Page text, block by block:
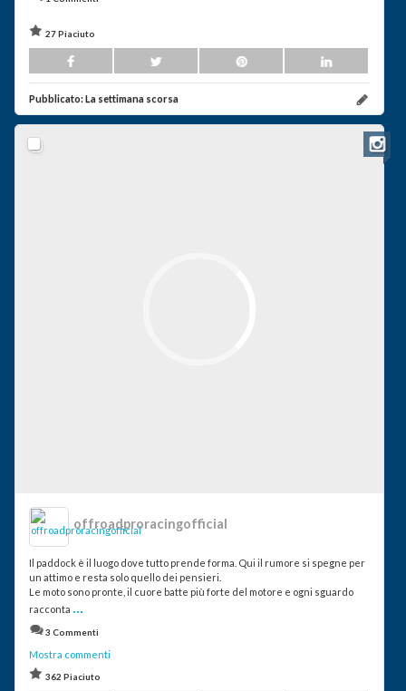
27 Piaciuto
Pubblicato:La settimana scorsa
offroadproracingofficial
Il paddock è il luogo dove tutto prende forma. Qui il rumore si spegne per
un attimo e resta solo quello dei pensieri.
Le moto sono pronte, il cuore batte più forte del motore e ogni sguardo
racconta ...
3 Commenti
Mostra commenti
362 Piaciuto